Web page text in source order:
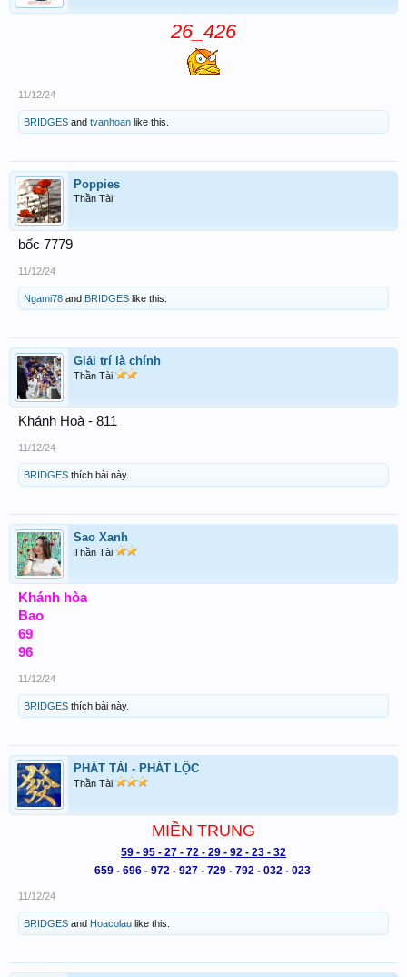
26_426
11/12/24
BRIDGES and tvanhoan like this.
Poppies
Thần Tài
bốc 7779
11/12/24
Ngami78 and BRIDGES like this.
Giải trí là chính
Thần Tài
Khánh Hoà - 811
11/12/24
BRIDGES thích bài này.
Sao Xanh
Thần Tài
Khánh hòa
Bao
69
96
11/12/24
BRIDGES thích bài này.
PHÁT TÀI - PHÁT LỘC
Thần Tài
MIỀN TRUNG
59 - 95 - 27 - 72 - 29 - 92 - 23 - 32
659 - 696 - 972 - 927 - 729 - 792 - 032 - 023
11/12/24
BRIDGES and Hoacolau like this.